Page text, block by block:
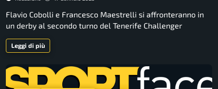
Flavio Cobolli e Francesco Maestrelli si affronteranno in
un derby al secondo turno del Tenerife Challenger
Leggi di più